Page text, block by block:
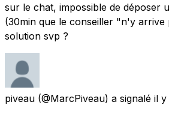
sur le chat, impossible de déposer
(30min que le conseiller "n'y arrive
solution svp ?
piveau (@MarcPiveau) a signalé il y